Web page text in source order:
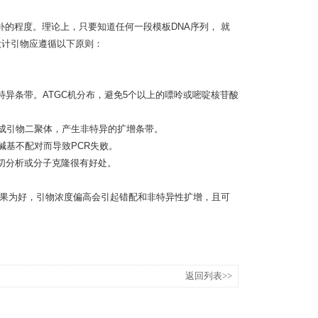
程度。理论上，只要知道任何一段模板DNA序列， 就
引物应遵循以下原则：
条带。ATGC机分布，避免5个以上的嘌呤或嘧啶核苷酸
物二聚体，产生非特异的扩增条带。
不配对而导致PCR失败。
析或分子克隆很有好处。
好，引物浓度偏高会引起错配和非特异性扩增，且可
返回列表>>